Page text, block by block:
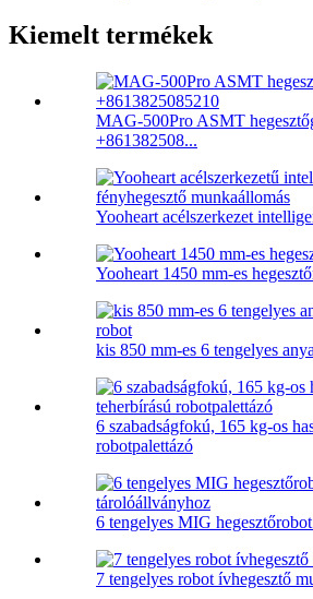
Kiemelt termékek
MAG-500Pro ASMT
+861382508...
Yooheart acélszerkezet
Yooheart 1450 mm-es
kis 850 mm-es 6 tengelyes
6 szabadságfokú, 165 kg-os
robotpalettázó
6 tengelyes MIG
7 tengelyes robot ívhegesztő